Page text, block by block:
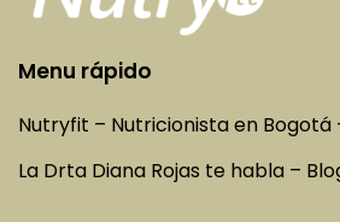
Menu rápido
Nutryfit – Nutricionista en Bogotá
La Drta Diana Rojas te habla –